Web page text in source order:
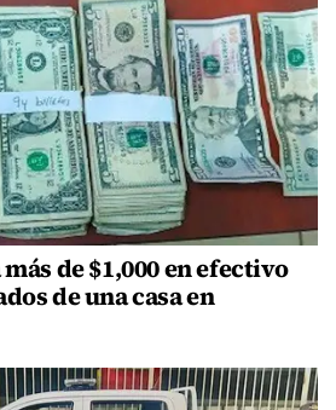
de $1,000 en efectivo
de una casa en